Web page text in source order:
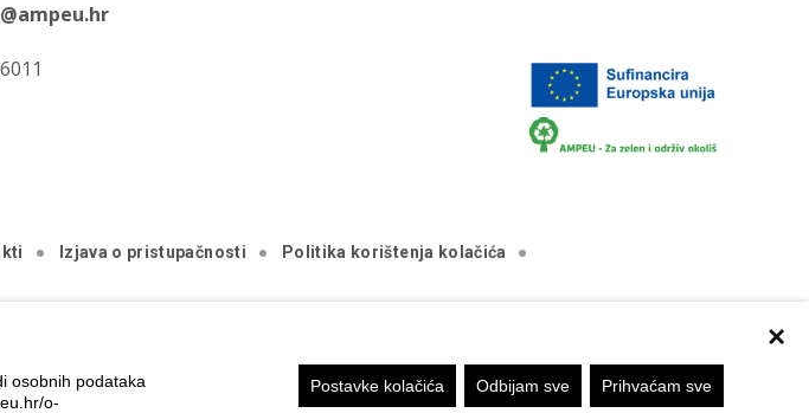
×
osobnih podataka
o-
Postavke kolačića Odbijam sve Prihvaćam sve
Izjava o pristupačnosti
Politika korištenja kolačića
Europske komisije. Ona izražava isključivo stajalište autora mrežne stranice i Komisija
koje se na njoj nalaze.